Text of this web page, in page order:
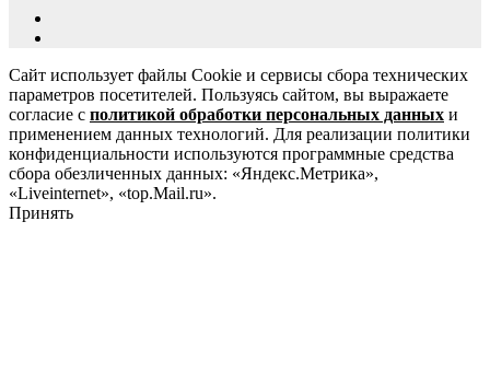
Сайт использует файлы Cookie и сервисы сбора технических
параметров посетителей. Пользуясь сайтом, вы выражаете
согласие с политикой обработки персональных данных и
применением данных технологий. Для реализации политики
конфиденциальности используются программные средства
сбора обезличенных данных: «Яндекс.Метрика»,
«Liveinternet», «top.Mail.ru».
Принять